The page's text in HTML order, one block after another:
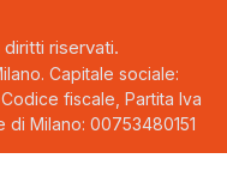
riservati.
Capitale sociale:
fiscale, Partita Iva
Milano: 00753480151